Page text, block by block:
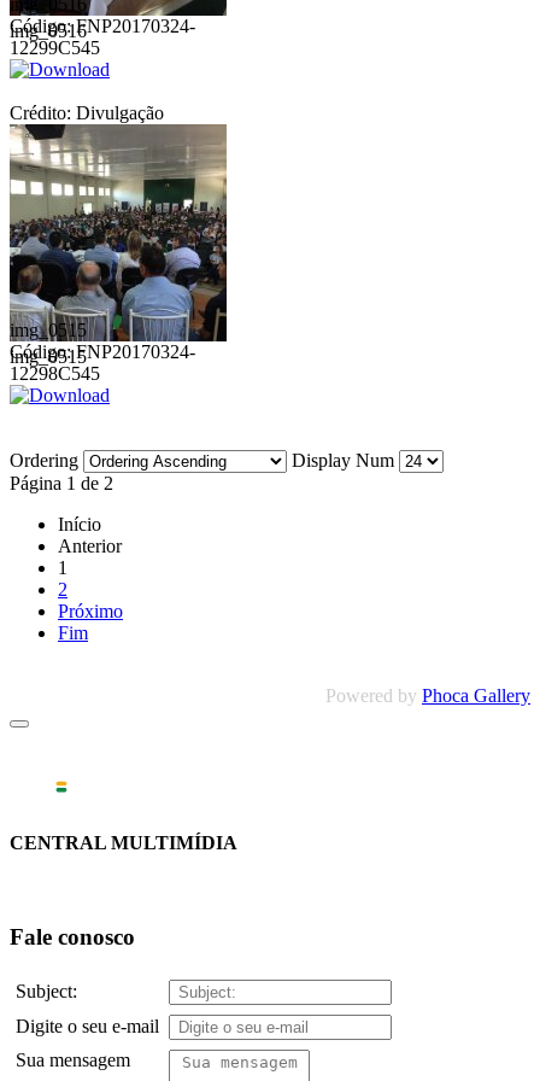
img_0516
Código: FNP20170324-
12299C545
Crédito: Divulgação
img_0515
img_0515
Código: FNP20170324-
12298C545
Ordering
Display Num
Página 1 de 2
Início
Anterior
1
2
Próximo
Fim
Powered by Phoca Gallery
CENTRAL MULTIMÍDIA
Fale conosco
Subject:
Digite o seu e-mail
Sua mensagem